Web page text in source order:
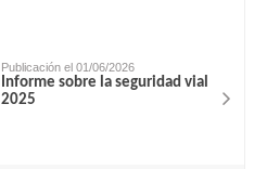
Publicación el 01/06/2026
Informe sobre la seguridad vial
2025